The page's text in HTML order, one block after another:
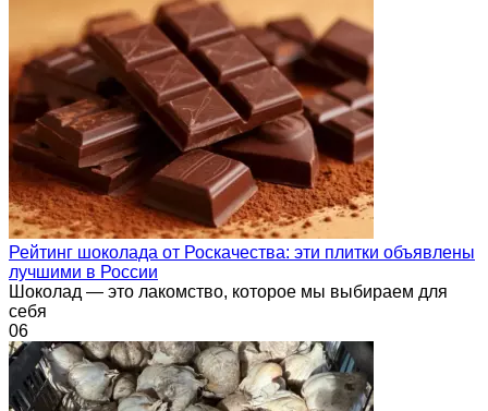
Рейтинг шоколада от Роскачества: эти плитки объявлены
лучшими в России
Шоколад — это лакомство, которое мы выбираем для
себя
06